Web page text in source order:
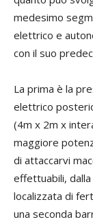
medesimo
elettrico e
con il suo
La prima è la
elettrico
(4m x 2m x
maggiore
di attaccarvi
effettuabili,
localizzata di
una seconda